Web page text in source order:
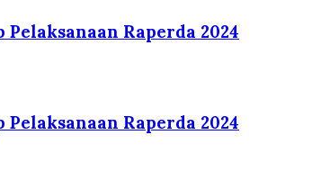
Raperda 2024
Raperda 2024